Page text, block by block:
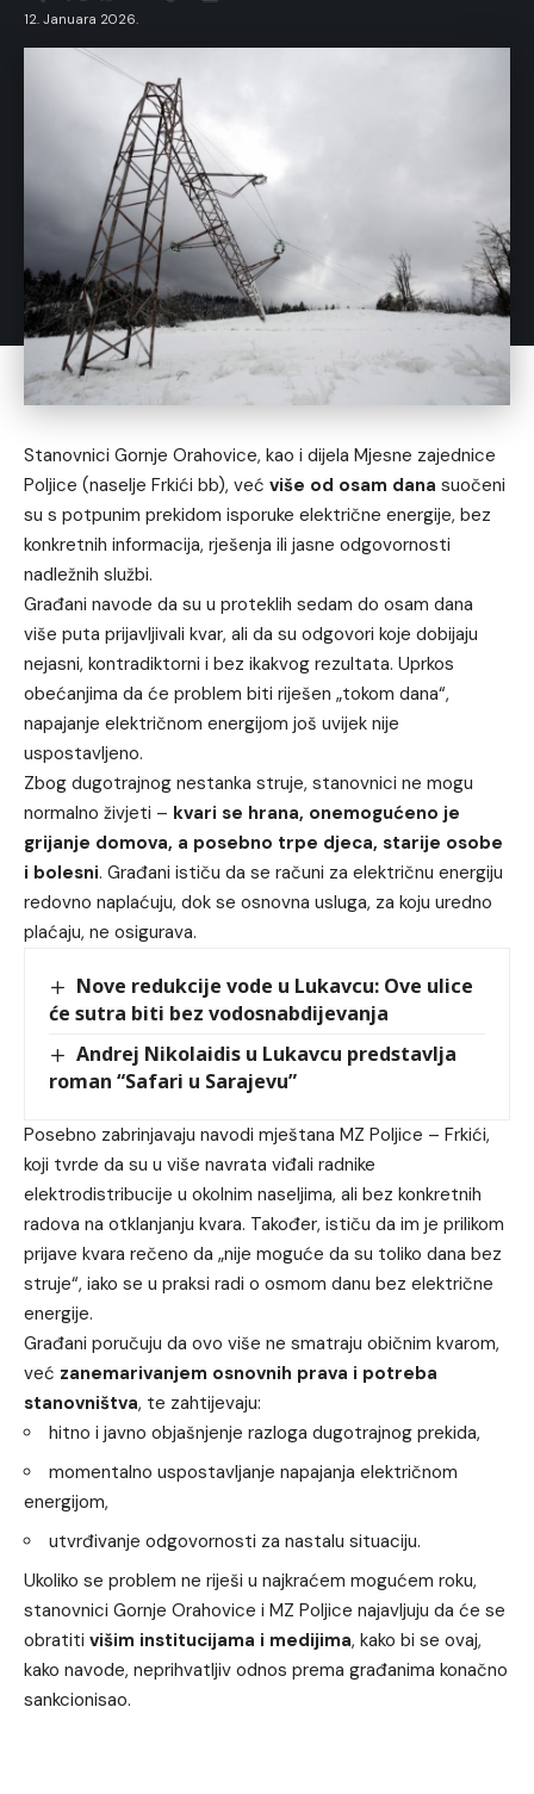
12. Januara 2026.
Stanovnici Gornje Orahovice, kao i dijela Mjesne zajednice
Poljice (naselje Frkići bb), već više od osam dana suočeni
su s potpunim prekidom isporuke električne energije, bez
konkretnih informacija, rješenja ili jasne odgovornosti
nadležnih službi.
Građani navode da su u proteklih sedam do osam dana
više puta prijavljivali kvar, ali da su odgovori koje dobijaju
nejasni, kontradiktorni i bez ikakvog rezultata. Uprkos
obećanjima da će problem biti riješen „tokom dana“,
napajanje električnom energijom još uvijek nije
uspostavljeno.
Zbog dugotrajnog nestanka struje, stanovnici ne mogu
normalno živjeti – kvari se hrana, onemogućeno je
grijanje domova, a posebno trpe djeca, starije osobe
i bolesni. Građani ističu da se računi za električnu energiju
redovno naplaćuju, dok se osnovna usluga, za koju uredno
plaćaju, ne osigurava.
Nove redukcije vode u Lukavcu: Ove ulice
će sutra biti bez vodosnabdijevanja
Andrej Nikolaidis u Lukavcu predstavlja
roman “Safari u Sarajevu”
Posebno zabrinjavaju navodi mještana MZ Poljice – Frkići,
koji tvrde da su u više navrata viđali radnike
elektrodistribucije u okolnim naseljima, ali bez konkretnih
radova na otklanjanju kvara. Također, ističu da im je prilikom
prijave kvara rečeno da „nije moguće da su toliko dana bez
struje“, iako se u praksi radi o osmom danu bez električne
energije.
Građani poručuju da ovo više ne smatraju običnim kvarom,
već zanemarivanjem osnovnih prava i potreba
stanovništva, te zahtijevaju:
hitno i javno objašnjenje razloga dugotrajnog prekida,
momentalno uspostavljanje napajanja električnom
energijom,
utvrđivanje odgovornosti za nastalu situaciju.
Ukoliko se problem ne riješi u najkraćem mogućem roku,
stanovnici Gornje Orahovice i MZ Poljice najavljuju da će se
obratiti višim institucijama i medijima, kako bi se ovaj,
kako navode, neprihvatljiv odnos prema građanima konačno
sankcionisao.